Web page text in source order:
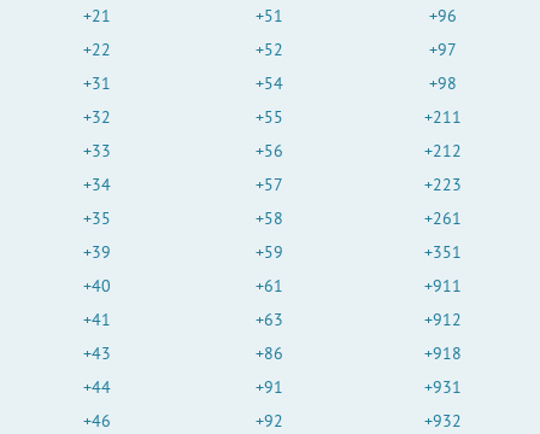
+21
+22
+31
+32
+33
+34
+35
+39
+40
+41
+43
+44
+46
+51
+52
+54
+55
+56
+57
+58
+59
+61
+63
+86
+91
+92
+96
+97
+98
+211
+212
+223
+261
+351
+911
+912
+918
+931
+932